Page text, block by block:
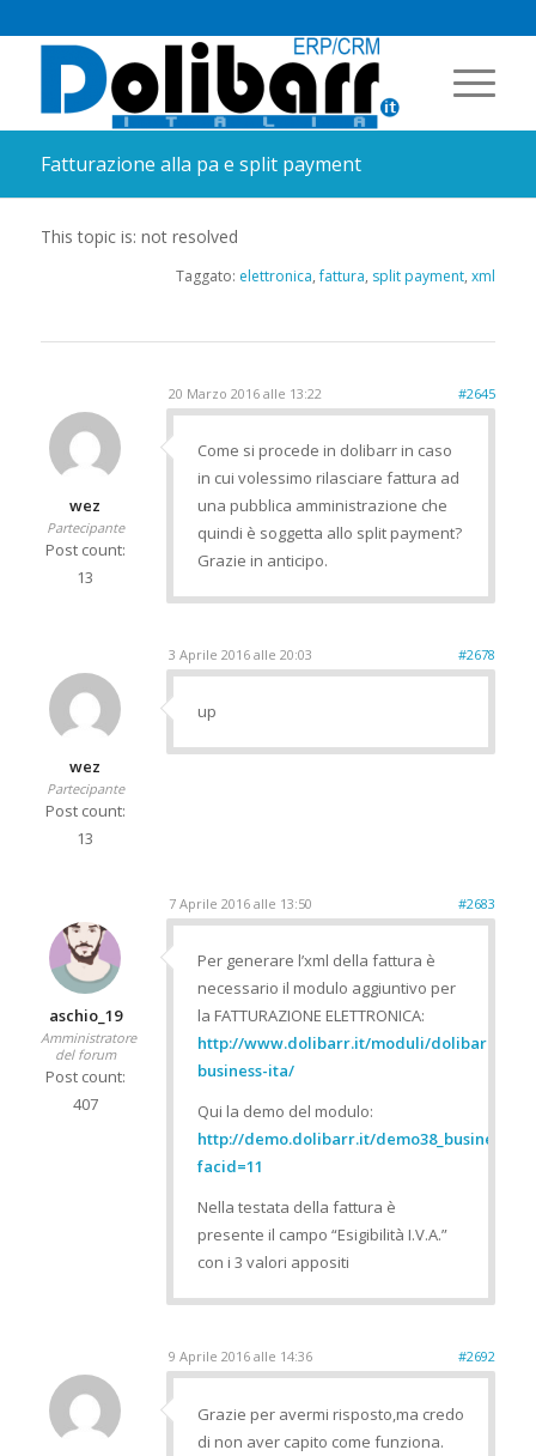
Fatturazione alla pa e split payment
This topic is: not resolved
Taggato: elettronica,fattura, split payment,xml
20 Marzo 2016 alle 13:22 #2645
wez
Partecipante
Post count:
13
Come si procede in dolibarr in caso
in cui volessimo rilasciare fattura ad
una pubblica amministrazione che
quindi è soggetta allo split payment?
Grazie in anticipo.
3 Aprile 2016 alle 20:03 #2678
wez
Partecipante
Post count:
13
up
7 Aprile 2016 alle 13:50 #2683
aschio_19
Amministratore
del forum
Post count:
407
Per generare l’xml della fattura è
necessario il modulo aggiuntivo per
la FATTURAZIONE ELETTRONICA:
http://www.dolibarr.it/moduli/dolibarr-
business-ita/
Qui la demo del modulo:
http://demo.dolibarr.it/demo38_business/
facid=11
Nella testata della fattura è
presente il campo “Esigibilità I.V.A.”
con i 3 valori appositi
9 Aprile 2016 alle 14:36 #2692
Grazie per avermi risposto,ma credo
di non aver capito come funziona.